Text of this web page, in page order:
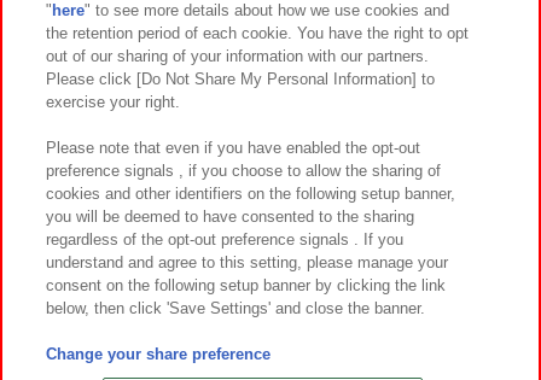
関連会社 サステナビリティ サイトポリシー
プライバシーポリシー ウェブアクセシビリティ方針と検証結果
お取引先さまとともに
カスタマーハラスメント対応方針 よくあるご質問・お問い合わせ
©Bandai Namco Amusement Inc.
©Bandai Namco Amusement Lab Inc.
" here" to see more details about how we use cookies and
the retention period of each cookie. You have the right to opt
out of our sharing of your information with our partners.
Please click [Do Not Share My Personal Information] to
exercise your right.
Please note that even if you have enabled the opt-out
preference signals , if you choose to allow the sharing of
cookies and other identifiers on the following setup banner,
you will be deemed to have consented to the sharing
regardless of the opt-out preference signals . If you
understand and agree to this setting, please manage your
consent on the following setup banner by clicking the link
below, then click 'Save Settings' and close the banner.
Change your share preference